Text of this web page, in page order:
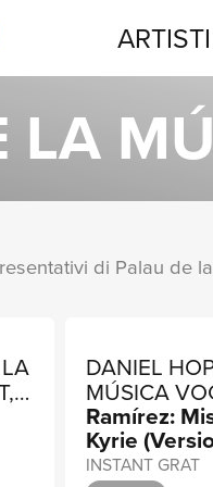
ARTISTI
LA
DANIEL
MÚSICA
MICHAEL
Ramírez:
Kyrie
Violin, Vocal
INSTANT GRAT